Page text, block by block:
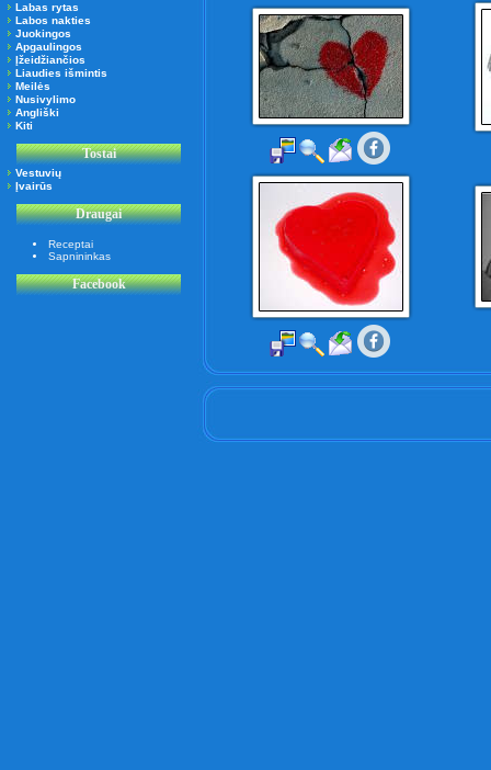
Labas rytas
Labos nakties
Juokingos
Apgaulingos
Įžeidžiančios
Liaudies išmintis
Meilės
Nusivylimo
Angliški
Kiti
Tostai
Vestuvių
Įvairūs
Draugai
Receptai
Sapnininkas
Facebook